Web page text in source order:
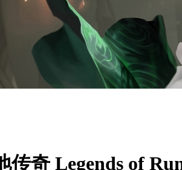
传奇 Legends of